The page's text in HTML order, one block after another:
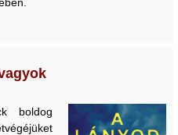
boldog